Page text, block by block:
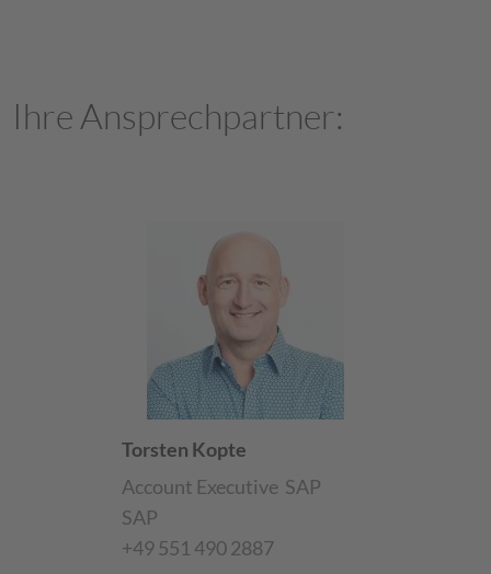
Ihre Ansprechpartner:
Torsten Kopte
Account Executive SAP
SAP
+49 551 490 2887